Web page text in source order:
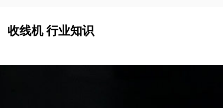
收线机 行业知识